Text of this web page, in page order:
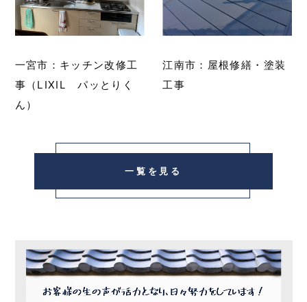
一宮市：キッチン改修工
事（LIXIL パッとりく
ん）
江南市：屋根修繕・塗装
工事
一覧を見る